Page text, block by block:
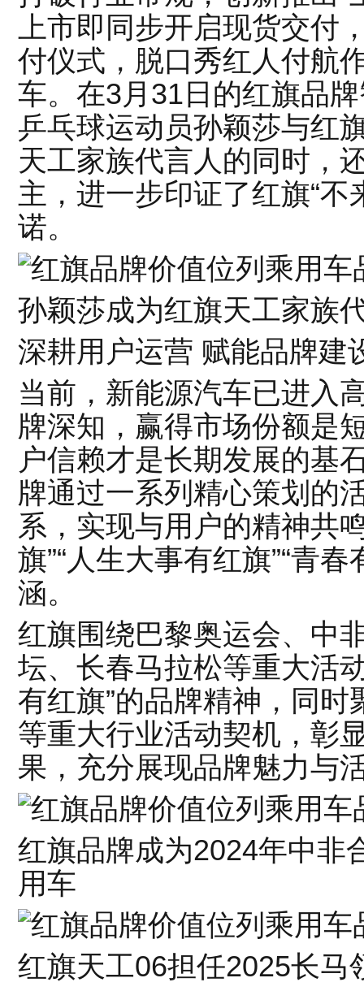
上市即同步开启现货交付
付仪式，脱口秀红人付航
车。在3月31日的红旗品
乒乓球运动员孙颖莎与红
天工家族代言人的同时，
主，进一步印证了红旗“不
诺。
孙颖莎成为红旗天工家族
深耕用户运营 赋能品牌建
当前，新能源汽车已进入
牌深知，赢得市场份额是
户信赖才是长期发展的基
牌通过一系列精心策划的
系，实现与用户的精神共
旗”“人生大事有红旗”“青
涵。
红旗围绕巴黎奥运会、中
坛、长春马拉松等重大活
有红旗”的品牌精神，同
等重大行业活动契机，彰
果，充分展现品牌魅力与
红旗品牌成为2024年中非
用车
红旗天工06担任2025长马